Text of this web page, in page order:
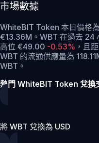
市場數據
WhiteBIT Token 本日價格
€13.36M。WBT 在過去 24
高位 €49.00 -0.53% ， 且
WBT 的流通供應量為
WBT。
熱門 WhiteBIT Token 兌換
將 WBT 兌換為 USD